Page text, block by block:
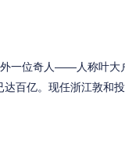
位奇人——人称叶大
百亿。现任浙江敦和投